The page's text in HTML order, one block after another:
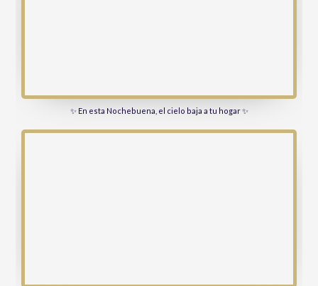
✨ En esta Nochebuena, el cielo baja a tu hogar ✨